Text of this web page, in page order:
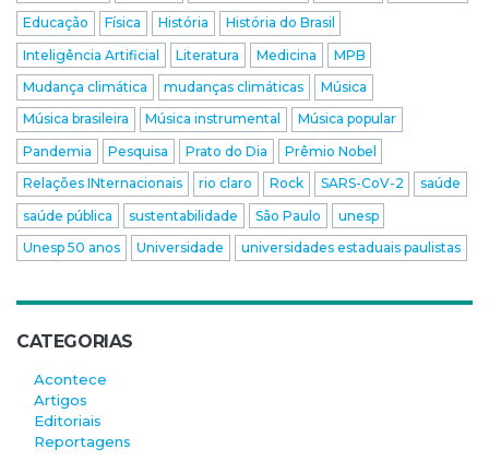
Educação
Física História
História do Brasil
Inteligência Artificial
Literatura Medicina
MPB
Mudança climática
mudanças climáticas
Música
Música brasileira
Música instrumental
Música popular
Pandemia
Pesquisa Prato do Dia
Prêmio Nobel
Relações INternacionais
rio claro Rock SARS-CoV-2
saúde
saúde pública
sustentabilidade São Paulo
unesp
Unesp 50 anos
Universidade universidades estaduais paulistas
CATEGORIAS
Acontece
Artigos
Editoriais
Reportagens